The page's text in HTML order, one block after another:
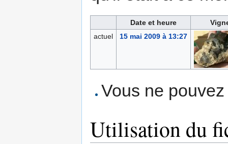
Date et heure
actuel
15 mai 2009 à 13:27
Vous ne
Utilisation du